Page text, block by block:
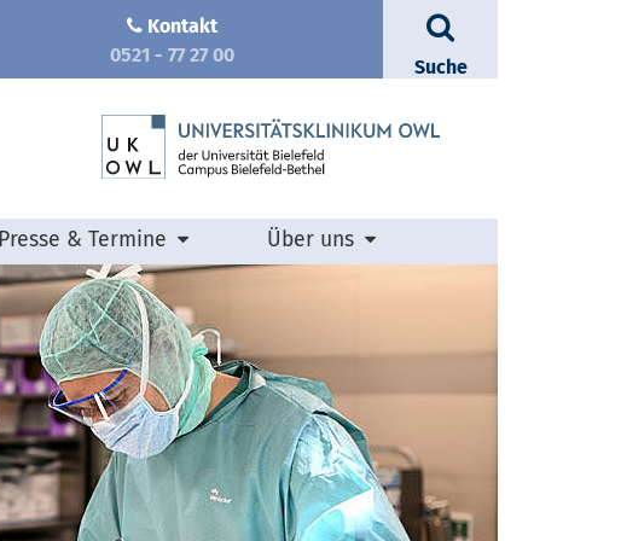
Kontakt
0521 - 77 27 00
Suche
Presse & Termine Über uns